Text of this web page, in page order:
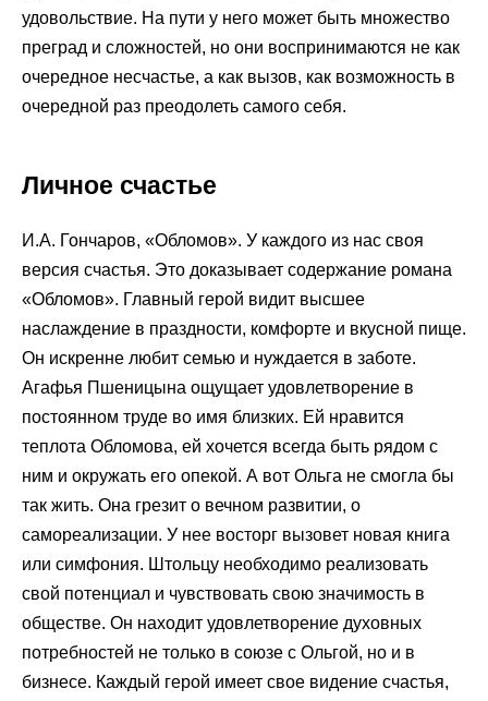
удовольствие. На пути у него может быть множество
преград и сложностей, но они воспринимаются не как
очередное несчастье, а как вызов, как возможность в
очередной раз преодолеть самого себя.
Личное счастье
И.А. Гончаров, «Обломов». У каждого из нас своя
версия счастья. Это доказывает содержание романа
«Обломов». Главный герой видит высшее
наслаждение в праздности, комфорте и вкусной пище.
Он искренне любит семью и нуждается в заботе.
Агафья Пшеницына ощущает удовлетворение в
постоянном труде во имя близких. Ей нравится
теплота Обломова, ей хочется всегда быть рядом с
ним и окружать его опекой. А вот Ольга не смогла бы
так жить. Она грезит о вечном развитии, о
самореализации. У нее восторг вызовет новая книга
или симфония. Штольцу необходимо реализовать
свой потенциал и чувствовать свою значимость в
обществе. Он находит удовлетворение духовных
потребностей не только в союзе с Ольгой, но и в
бизнесе. Каждый герой имеет свое видение счастья,